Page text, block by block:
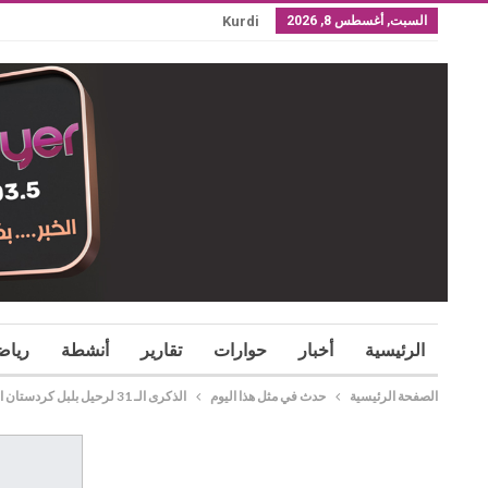
السبت, أغسطس 8, 2026 Kurdi
الرئيسية أخبار حوارات تقارير أنشطة
الصفحة الرئيسية حدث في مثل هذا اليوم الذكرى الـ 31 لرحيل بلبل كردستان الفنان محمد شيخو